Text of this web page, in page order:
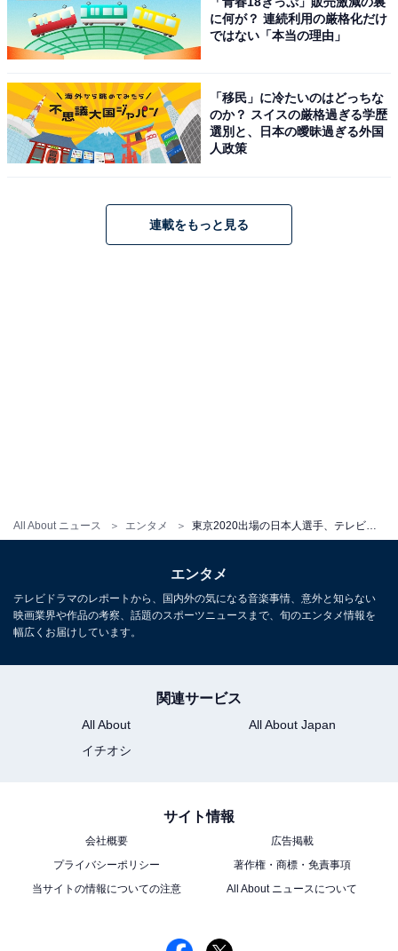
All About ニュース エンタメ 東京2020出場の日本人選手、テレビ話題数ランキング！ 3位「久保建英」 2位「水谷隼」 1位は？
に何が？ 連続利用の厳格化だけ
ではない「本当の理由」
「移民」に冷たいのはどっちな
のか？ スイスの厳格過ぎる学歴
選別と、日本の曖昧過ぎる外国
人政策
連載をもっと見る
エンタメ
テレビドラマのレポートから、国内外の気になる音楽事情、意外と知らない
映画業界や作品の考察、話題のスポーツニュースまで、旬のエンタメ情報を
幅広くお届けしています。
関連サービス
All About
All About Japan
イチオシ
サイト情報
会社概要
広告掲載
プライバシーポリシー
著作権・商標・免責事項
当サイトの情報についての注意
All About ニュースについて